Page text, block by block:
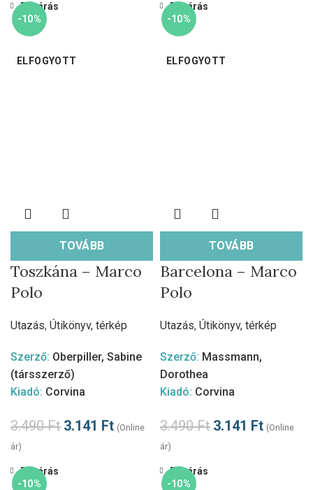
-10%
ELFOGYOTT
TOVÁBB
Bezárás
Toszkána – Marco
Polo
Utazás, Útikönyv, térkép
Szerző: Oberpiller, Sabine
(társszerző)
Kiadó: Corvina
3.490Ft 3.141 Ft (Online
ár)
-10%
ELFOGYOTT
TOVÁBB
Bezárás
Barcelona – Marco
Polo
Utazás, Útikönyv, térkép
Szerző: Massmann,
Dorothea
Kiadó: Corvina
3.490Ft 3.141 Ft (Online
ár)
-10%
Bezárás
-10%
Bezárás